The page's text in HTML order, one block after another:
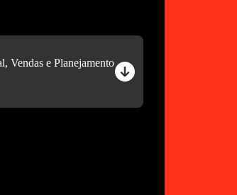
Vendas e Planejamento